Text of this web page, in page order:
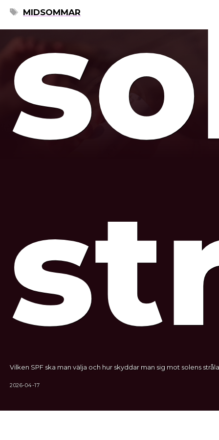
ETIKETTER
MIDSOMMAR
Vilken SPF ska man välja och hur skyddar man sig mot solens
2026-04-17